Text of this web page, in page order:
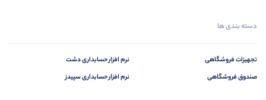
دسته بندی ها
تجهیزات فروشگاهی
صندوق فروشگاهی
نرم افزار حسابداری دشت
نرم افزار حسابداری سپیدز